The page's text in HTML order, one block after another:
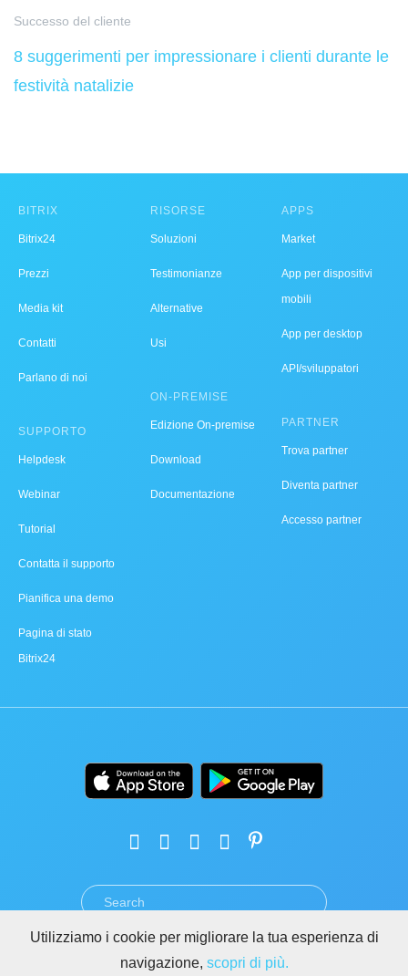
Successo del cliente
8 suggerimenti per impressionare i clienti durante le
festività natalizie
BITRIX
Bitrix24
Prezzi
Media kit
Contatti
Parlano di noi
SUPPORTO
Helpdesk
Webinar
Tutorial
Contatta il supporto
Pianifica una demo
Pagina di stato
Bitrix24
RISORSE
Soluzioni
Testimonianze
Alternative
Usi
ON-PREMISE
Edizione On-premise
Download
Documentazione
APPS
Market
App per dispositivi
mobili
App per desktop
API/sviluppatori
PARTNER
Trova partner
Diventa partner
Accesso partner
PRIVACY GDPR
ABUSO
REGOLE PER I SITI DI BITRIX24
Utilizziamo i cookie per migliorare la tua esperienza di
navigazione, scopri di più.